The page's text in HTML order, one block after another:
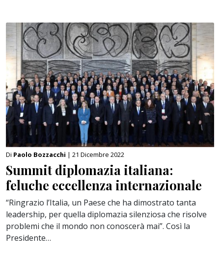
Di Paolo Bozzacchi | 21 Dicembre 2022
Summit diplomazia italiana:
feluche eccellenza internazionale
“Ringrazio l’Italia, un Paese che ha dimostrato tanta
leadership, per quella diplomazia silenziosa che risolve
problemi che il mondo non conoscerà mai”. Così la
Presidente…